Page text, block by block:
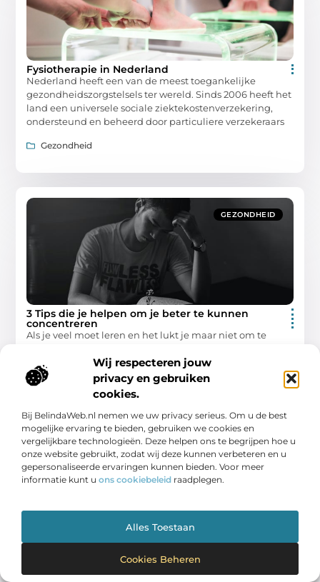
Wij respecteren jouw
privacy en gebruiken
cookies.
Bij BelindaWeb.nl nemen we uw privacy serieus. Om u de best
mogelijke ervaring te bieden, gebruiken we cookies en
vergelijkbare technologieën. Deze helpen ons te begrijpen hoe u
onze website gebruikt, zodat wij deze kunnen verbeteren en u
gepersonaliseerde ervaringen kunnen bieden. Voor meer
informatie kunt u ons cookiebeleid raadplegen.
Alles Toestaan
Cookies Beheren
Fysiotherapie in Nederland
Nederland heeft een van de meest toegankelijke
gezondheidszorgstelsels ter wereld. Sinds 2006 heeft het
land een universele sociale ziektekostenverzekering,
ondersteund en beheerd door particuliere verzekeraars
Gezondheid
GEZONDHEID
3 Tips die je helpen om je beter te kunnen
concentreren
Als je veel moet leren en het lukt je maar niet om te
maar hard werken
Gezondheid
GEZONDHEID
Hulp bij afvallen in Hengelo